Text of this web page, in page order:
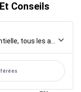
Conseils